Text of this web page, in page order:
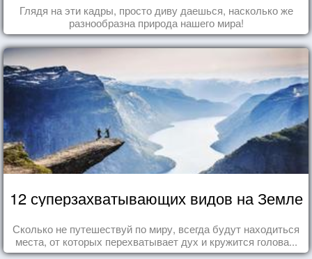
Глядя на эти кадры, просто диву даешься, насколько же
разнообразна природа нашего мира!
12 суперзахватывающих видов на Земле
Сколько не путешествуй по миру, всегда будут находиться
места, от которых перехватывает дух и кружится голова...